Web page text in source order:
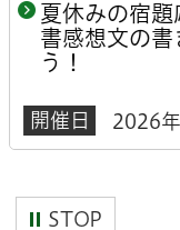
読
グリー
STOP